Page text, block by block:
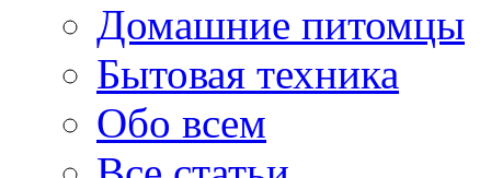
Домашние питомцы
Бытовая техника
Обо всем